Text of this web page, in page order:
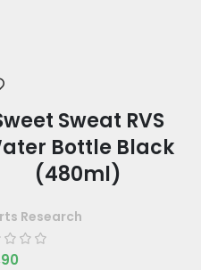
Sweat RVS
Bottle Black
(480ml)
Research